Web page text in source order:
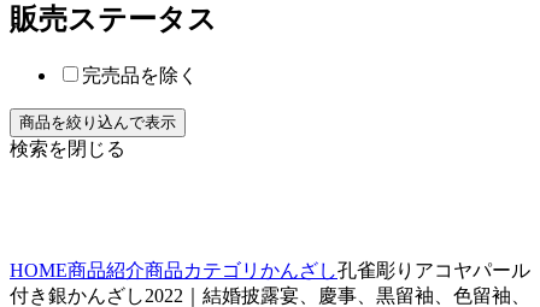
販売ステータス
完売品を除く
検索を閉じる
HOME商品紹介商品カテゴリ かんざし孔雀彫りアコヤパール
付き銀かんざし2022｜結婚披露宴、慶事、黒留袖、色留袖、